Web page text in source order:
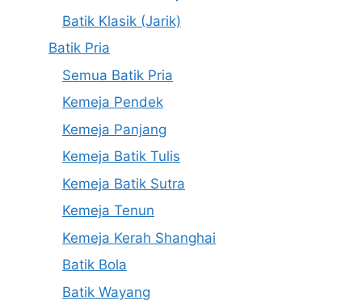
Batik Klasik (Jarik)
Batik Pria
Semua Batik Pria
Kemeja Pendek
Kemeja Panjang
Kemeja Batik Tulis
Kemeja Batik Sutra
Kemeja Tenun
Kemeja Kerah Shanghai
Batik Bola
Batik Wayang